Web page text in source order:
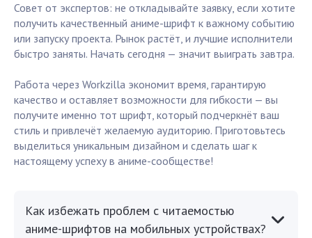
Совет от экспертов: не откладывайте заявку, если хотите
получить качественный аниме-шрифт к важному событию
или запуску проекта. Рынок растёт, и лучшие исполнители
быстро заняты. Начать сегодня — значит выиграть завтра.
Работа через Workzilla экономит время, гарантирую
качество и оставляет возможности для гибкости — вы
получите именно тот шрифт, который подчеркнёт ваш
стиль и привлечёт желаемую аудиторию. Приготовьтесь
выделиться уникальным дизайном и сделать шаг к
настоящему успеху в аниме-сообществе!
Как избежать проблем с читаемостью
аниме-шрифтов на мобильных устройствах?